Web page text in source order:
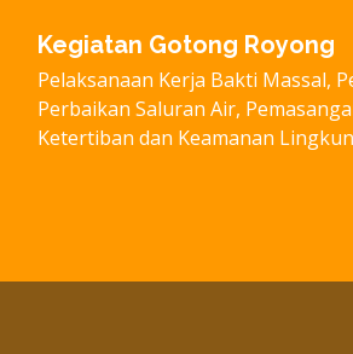
Kegiatan Gotong Royong
Pelaksanaan Kerja Bakti Massal,
Perbaikan Saluran Air,
Ketertiban dan Keamanan